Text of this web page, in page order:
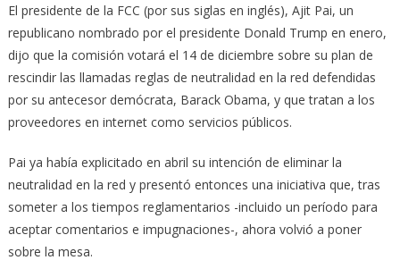
El presidente de la FCC (por sus siglas en inglés), Ajit Pai, un
republicano nombrado por el presidente Donald Trump en enero,
dijo que la comisión votará el 14 de diciembre sobre su plan de
rescindir las llamadas reglas de neutralidad en la red defendidas
por su antecesor demócrata, Barack Obama, y que tratan a los
proveedores en internet como servicios públicos.
Pai ya había explicitado en abril su intención de eliminar la
neutralidad en la red y presentó entonces una iniciativa que, tras
someter a los tiempos reglamentarios -incluido un período para
aceptar comentarios e impugnaciones-, ahora volvió a poner
sobre la mesa.